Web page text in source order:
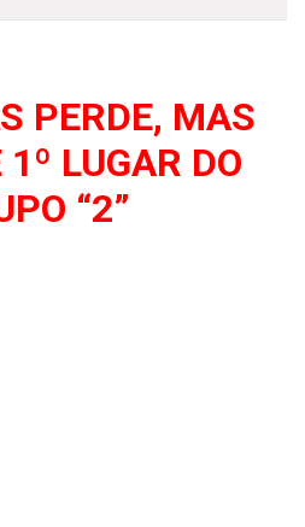
PERDE, MAS
LUGAR DO
“2”